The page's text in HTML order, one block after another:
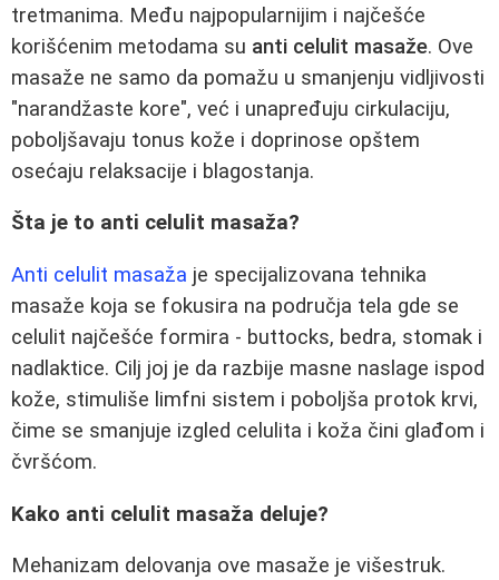
tretmanima. Među najpopularnijim i najčešće
korišćenim metodama su anti celulit masaže. Ove
masaže ne samo da pomažu u smanjenju vidljivosti
"narandžaste kore", već i unapređuju cirkulaciju,
poboljšavaju tonus kože i doprinose opštem
osećaju relaksacije i blagostanja.
Šta je to anti celulit masaža?
Anti celulit masaža je specijalizovana tehnika
masaže koja se fokusira na područja tela gde se
celulit najčešće formira - buttocks, bedra, stomak i
nadlaktice. Cilj joj je da razbije masne naslage ispod
kože, stimuliše limfni sistem i poboljša protok krvi,
čime se smanjuje izgled celulita i koža čini glađom i
čvršćom.
Kako anti celulit masaža deluje?
Mehanizam delovanja ove masaže je višestruk.